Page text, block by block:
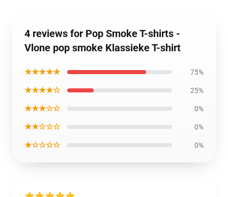
4 reviews for Pop Smoke T-shirts -
Vlone pop smoke Klassieke T-shirt
★★★★★ 75%
★★★★☆ 25%
★★★☆☆ 0%
★★☆☆☆ 0%
★☆☆☆☆ 0%